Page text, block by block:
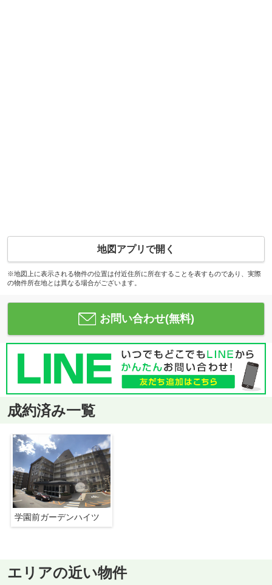
地図アプリで開く
※地図上に表示される物件の位置は付近住所に所在することを表すものであり、実際
の物件所在地とは異なる場合がございます。
お問い合わせ(無料)
成約済み一覧
学園前ガーデンハイツ
エリアの近い物件